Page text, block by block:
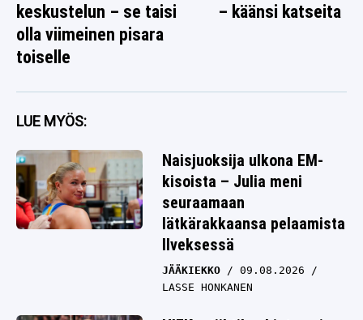
keskustelun – se taisi
olla viimeinen pisara
toiselle
– käänsi katseita
LUE MYÖS:
Naisjuoksija ulkona EM-
kisoista – Julia meni
seuraamaan
lätkärakkaansa pelaamista
Ilveksessä
JÄÄKIEKKO
09.08.2026
LASSE HONKANEN